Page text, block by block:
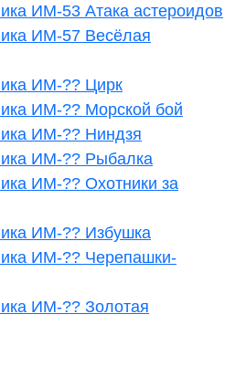
ИМ-53 Атака астероидов
ИМ-57 Весёлая
ИМ-?? Цирк
ИМ-?? Морской бой
ИМ-?? Ниндзя
ИМ-?? Рыбалка
ИМ-?? Охотники за
ИМ-?? Избушка
ИМ-?? Черепашки-
ИМ-?? Золотая